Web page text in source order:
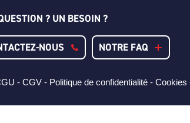
? UN BESOIN ?
NOUS NOTRE FAQ
- CGV - Politique de confidentialité - Cookies